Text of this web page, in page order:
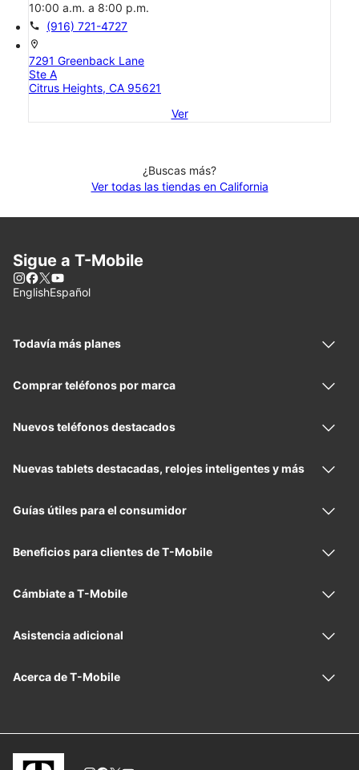
10:00 a.m. a 8:00 p.m.
call (916) 721-4727
location_on
7291 Greenback Lane
Ste A
Citrus Heights, CA 95621
Ver
¿Buscas más?
Ver todas las tiendas en California